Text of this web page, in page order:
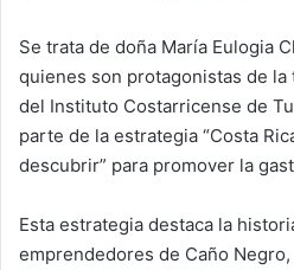
Se trata de doña María Eulogia
quienes son protagonistas de la
del Instituto Costarricense de
parte de la estrategia “Costa
descubrir” para promover la
Esta estrategia destaca la
emprendedores de Caño